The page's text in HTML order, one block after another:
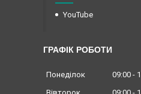
YouTube
ГРАФІК РОБОТИ
Понеділок 09:00